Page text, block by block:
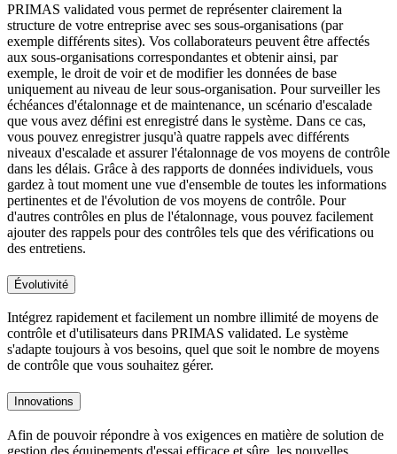
PRIMAS validated vous permet de représenter clairement la
structure de votre entreprise avec ses sous-organisations (par
exemple différents sites). Vos collaborateurs peuvent être affectés
aux sous-organisations correspondantes et obtenir ainsi, par
exemple, le droit de voir et de modifier les données de base
uniquement au niveau de leur sous-organisation. Pour surveiller les
échéances d'étalonnage et de maintenance, un scénario d'escalade
que vous avez défini est enregistré dans le système. Dans ce cas,
vous pouvez enregistrer jusqu'à quatre rappels avec différents
niveaux d'escalade et assurer l'étalonnage de vos moyens de contrôle
dans les délais. Grâce à des rapports de données individuels, vous
gardez à tout moment une vue d'ensemble de toutes les informations
pertinentes et de l'évolution de vos moyens de contrôle. Pour
d'autres contrôles en plus de l'étalonnage, vous pouvez facilement
ajouter des rappels pour des contrôles tels que des vérifications ou
des entretiens.
Évolutivité
Intégrez rapidement et facilement un nombre illimité de moyens de
contrôle et d'utilisateurs dans PRIMAS validated. Le système
s'adapte toujours à vos besoins, quel que soit le nombre de moyens
de contrôle que vous souhaitez gérer.
Innovations
Afin de pouvoir répondre à vos exigences en matière de solution de
gestion des équipements d'essai efficace et sûre, les nouvelles